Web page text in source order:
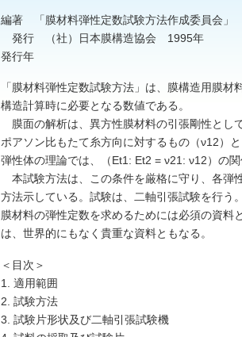
編著 「膜材料弾性定数試験方法作成委員会」
発行 （社）日本膜構造協会 1995年
発行年
「膜材料弾性定数試験方法」は、膜構造用膜
構造計算時に必要となる数値である。
膜面の解析は、異方性膜材料の引張剛性とし
ポアソン比もたて糸方向に対するもの（ν12）
弾性体の理論では、（Et1: Et2 = ν21: ν12）の関
本試験方法は、この条件を厳格に守り、各弾
方法示している。試験は、二軸引張試験を行う。
膜材料の弾性定数を求めるためには必須の資料
は、世界的にもなく貴重な資料ともなる。
＜目次＞
1. 適用範囲
2. 試験方法
3. 試験片形状及び二軸引張試験機